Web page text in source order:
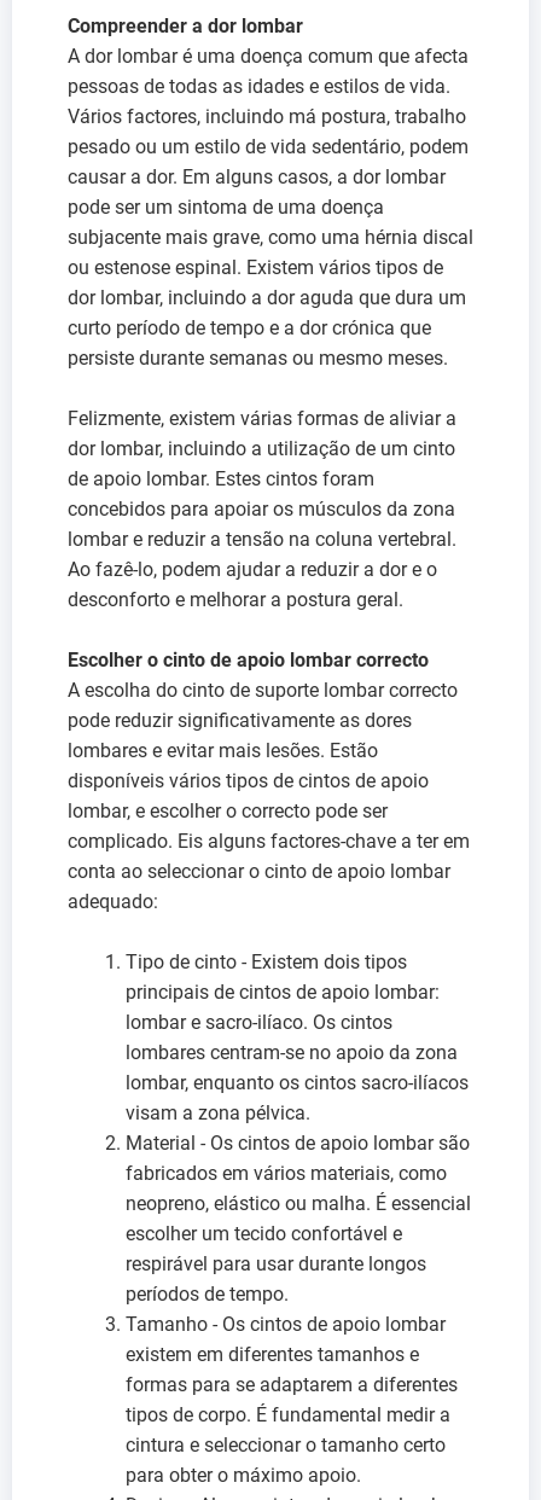
Compreender a dor lombar
A dor lombar é uma doença comum que afecta
pessoas de todas as idades e estilos de vida.
Vários factores, incluindo má postura, trabalho
pesado ou um estilo de vida sedentário, podem
causar a dor. Em alguns casos, a dor lombar
pode ser um sintoma de uma doença
subjacente mais grave, como uma hérnia discal
ou estenose espinal. Existem vários tipos de
dor lombar, incluindo a dor aguda que dura um
curto período de tempo e a dor crónica que
persiste durante semanas ou mesmo meses.
Felizmente, existem várias formas de aliviar a
dor lombar, incluindo a utilização de um cinto
de apoio lombar. Estes cintos foram
concebidos para apoiar os músculos da zona
lombar e reduzir a tensão na coluna vertebral.
Ao fazê-lo, podem ajudar a reduzir a dor e o
desconforto e melhorar a postura geral.
Escolher o cinto de apoio lombar correcto
A escolha do cinto de suporte lombar correcto
pode reduzir significativamente as dores
lombares e evitar mais lesões. Estão
disponíveis vários tipos de cintos de apoio
lombar, e escolher o correcto pode ser
complicado. Eis alguns factores-chave a ter em
conta ao seleccionar o cinto de apoio lombar
adequado:
Tipo de cinto - Existem dois tipos
principais de cintos de apoio lombar:
lombar e sacro-ilíaco. Os cintos
lombares centram-se no apoio da zona
lombar, enquanto os cintos sacro-ilíacos
visam a zona pélvica.
Material - Os cintos de apoio lombar são
fabricados em vários materiais, como
neopreno, elástico ou malha. É essencial
escolher um tecido confortável e
respirável para usar durante longos
períodos de tempo.
Tamanho - Os cintos de apoio lombar
existem em diferentes tamanhos e
formas para se adaptarem a diferentes
tipos de corpo. É fundamental medir a
cintura e seleccionar o tamanho certo
para obter o máximo apoio.